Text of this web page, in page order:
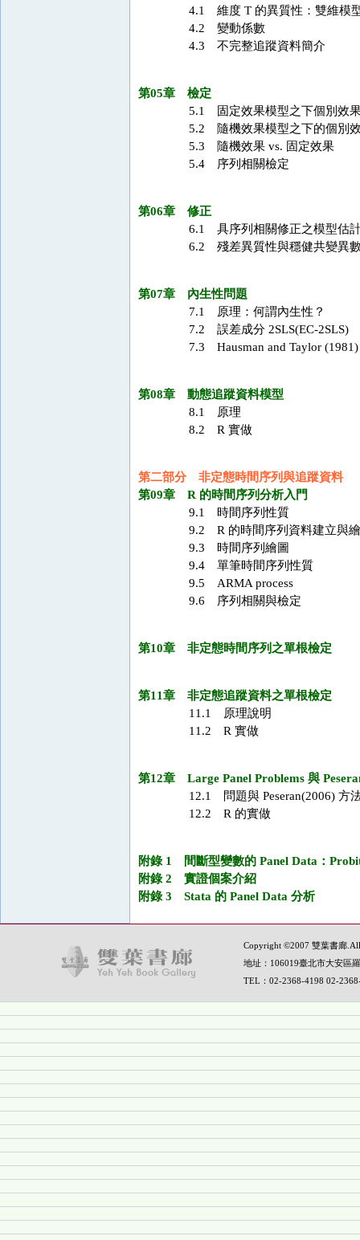
4.1 維度 T 的異質性：雙維模
4.2 變動係數
4.3 不完整追蹤資料簡介
第05章 檢定
5.1 固定效果模型之下個別效果
5.2 隨機效果模型之下的個別
5.3 隨機效果 vs. 固定效果
5.4 序列相關檢定
第06章 修正
6.1 具序列相關修正之模型估
6.2 殘差異質性與穩健共變異
第07章 內生性問題
7.1 原理：何謂內生性？
7.2 誤差成分 2SLS(EC-2SLS)
7.3 Hausman and Taylor (1981)
第08章 動態追蹤資料模型
8.1 原理
8.2 R 實做
第二部分 非定態時間序列與追蹤資料
第09章 R 的時間序列分析入門
9.1 時間序列性質
9.2 R 的時間序列資料建立與
9.3 時間序列繪圖
9.4 單筆時間序列性質
9.5 ARMA process
9.6 序列相關與檢定
第10章 非定態時間序列之單根檢定
第11章 非定態追蹤資料之單根檢定
11.1 原理說明
11.2 R 實做
第12章 Large Panel Problems 與
12.1 問題與 Peseran(2006) 方
12.2 R 的實做
附錄 1 間斷型變數的 Panel Data：
附錄 2 實證個案介紹
附錄 3 Stata 的 Panel Data 分析
Copyright ©2007 雙葉書廊.All
地址：106019臺北市大安區
TEL：02-2368-4198 02-